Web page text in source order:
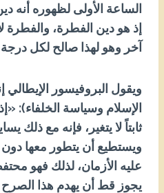
الساعة الأولى لظهوره أنه
إذ هو دين الفطرة،
آخر وهو لهذا صالح لكل
ويقول البروفيسور الإيطالي
الإسلام وسياسة الخلفاء):
ثابتاً لا يتغير، فإنه مع
ويستطيع أن يتطور معها
عليه الأزمان، لذلك فهو
يجوز قط أن يهدم هذا الصرح